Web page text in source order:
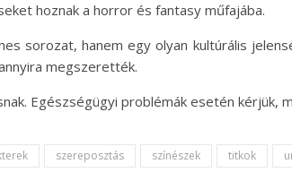
hoznak a horror és fantasy műfajába.
sorozat, hanem egy olyan kultúrális
megszerették.
Egészségügyi problémák esetén kérjük,
szereposztás színészek titkok